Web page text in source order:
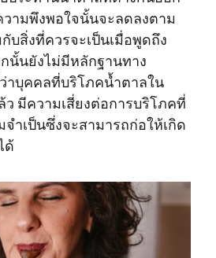
ามพึงพอใจนั้นจะลดลงตาม
บสิ่งที่ควรจะเป็นเมื่อพูดถึง
นั้นยังไม่มีหลักฐานทาง
าบุคคลที่บริโภคน้ำตาลใน
มีความเสี่ยงต่อการบริโภคที่
ำเป็นซึ่งจะสามารถก่อให้เกิด
ด้